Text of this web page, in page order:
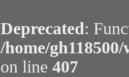
Deprecated:
/home/
on line 407